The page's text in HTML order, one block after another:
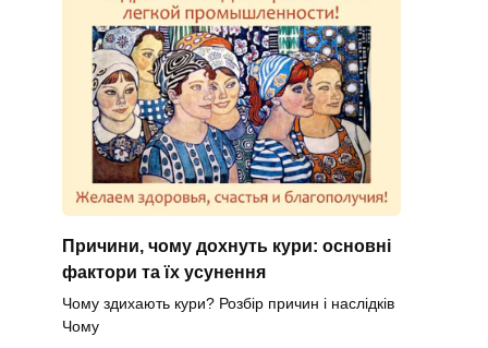
Причини, чому дохнуть кури: основні
фактори та їх усунення
Чому здихають кури? Розбір причин і наслідків
Чому